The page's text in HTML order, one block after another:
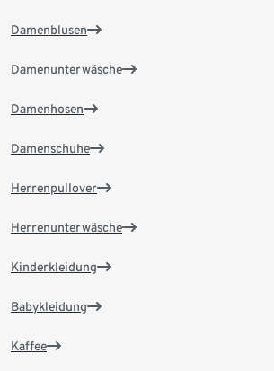
Damenblusen
Damenunterwäsche
Damenhosen
Damenschuhe
Herrenpullover
Herrenunterwäsche
Kinderkleidung
Babykleidung
Kaffee